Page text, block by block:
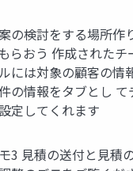
の検討をする場所作
らおう 作成されたチ
には対象の顧客の情
の情報をタブとし て
定してくれます
3 見積の送付と見積